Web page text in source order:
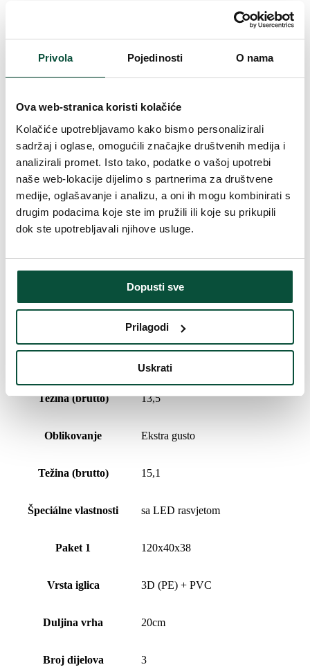
Privola Pojedinosti O nama
Ova web-stranica koristi kolačiće
Kolačiće upotrebljavamo kako bismo personalizirali
sadržaj i oglase, omogućili značajke društvenih medija i
analizirali promet. Isto tako, podatke o vašoj upotrebi
naše web-lokacije dijelimo s partnerima za društvene
medije, oglašavanje i analizu, a oni ih mogu kombinirati s
drugim podacima koje ste im pružili ili koje su prikupili
dok ste upotrebljavali njihove usluge.
Dopusti sve
Prilagodi
Uskrati
Vrijeme isporuke 4 dana
Broj načina osvjetljenja 8
Broj 3D grančica
Broj PVC grančica 1060
68/32
134cm
Težina (brutto) 13,5
Oblikovanje Ekstra gusto
Težina (brutto) 15,1
Špeciálne vlastnosti sa LED rasvjetom
Paket 1 120x40x38
Vrsta iglica 3D (PE) + PVC
Duljina vrha 20cm
Broj dijelova 3